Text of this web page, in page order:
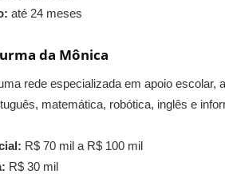
até 24 meses
da Mônica
rede especializada em apoio escolar,
matemática, robótica, inglês e
R$ 70 mil a R$ 100 mil
R$ 30 mil